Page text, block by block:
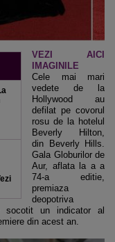
VEZI AICI
IMAGINILE
Cele mai mari
vedete de la
Hollywood au
defilat pe covorul
rosu de la hotelul
Beverly Hilton,
din Beverly Hills.
Gala Globurilor de
Aur, aflata la a a
74-a editie,
premiaza
deopotriva
un indicator al
din acest an.